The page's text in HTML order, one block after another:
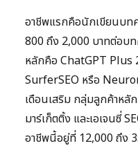
อาชีพแรกคือนักเขียนบทค
800 ถึง 2,000 บาทต่อบท
หลักคือ ChatGPT Plus
SurferSEO หรือ
เดือนเสริม กลุ่มลูกค้าหลั
มาร์เก็ตติ้ง และเอเจนซี่
อาชีพนี้อยู่ที่ 12,000 ถึง